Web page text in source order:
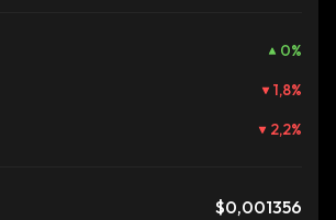
0%
1,8%
2,2%
$0,001356